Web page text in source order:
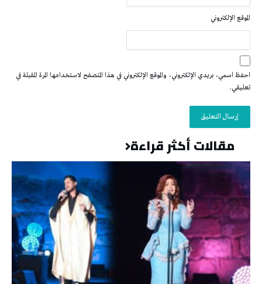
الموقع الإلكتروني
احفظ اسمي، بريدي الإلكتروني، والموقع الإلكتروني في هذا المتصفح لاستخدامها المرة المقبلة في
تعليقي.
مقالات أكثر قراءة